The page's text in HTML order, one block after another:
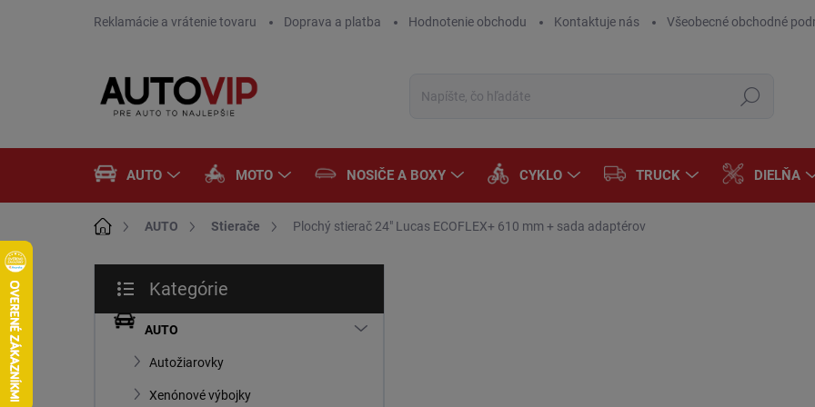
Reklamácie a vrátenie tovaru Doprava a platba Hodnotenie obchodu Kontaktuje nás Všeobecné obchodné
Hľadať
AUTO MOTO NOSIČE A BOXY CYKLO TRUCK DIELŇA
DomovAUTO Stierače Plochý stierač 24" Lucas ECOFLEX+ 610 mm + sada adaptérov
č
kategórie
Kategórie
AUTO
Autožiarovky
Xenónové výbojky